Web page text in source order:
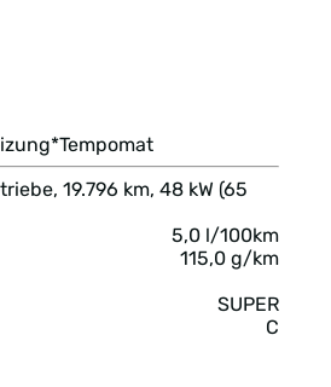
19.796 km, 48 kW (65
5,0 l/100km
115,0 g/km
SUPER
C